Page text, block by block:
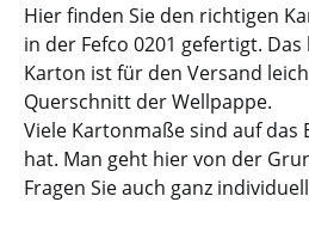
Hier finden Sie den richtigen
in der Fefco 0201 gefertigt.
Karton ist für den Versand
Querschnitt der Wellpappe.
Viele Kartonmaße sind auf
hat. Man geht hier von der
Fragen Sie auch ganz